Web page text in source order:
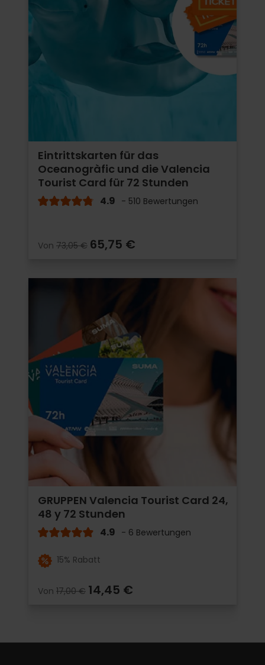
Eintrittskarten für das
Oceanogràfic und die Valencia
Tourist Card für 72 Stunden
4.9 - 510 Bewertungen
Von 73,05 € 65,75 €
GRUPPEN Valencia Tourist Card 24,
48 y 72 Stunden
4.9 - 6 Bewertungen
15% Rabatt
Von 17,00 € 14,45 €